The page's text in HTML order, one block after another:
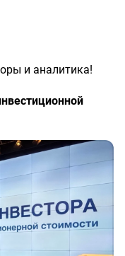
и аналитика!